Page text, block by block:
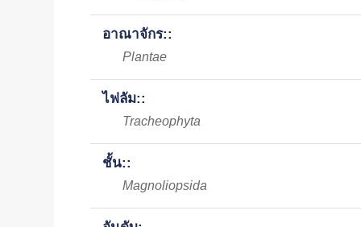
อาณาจักร::
Plantae
ไฟลัม::
Tracheophyta
ชั้น::
Magnoliopsida